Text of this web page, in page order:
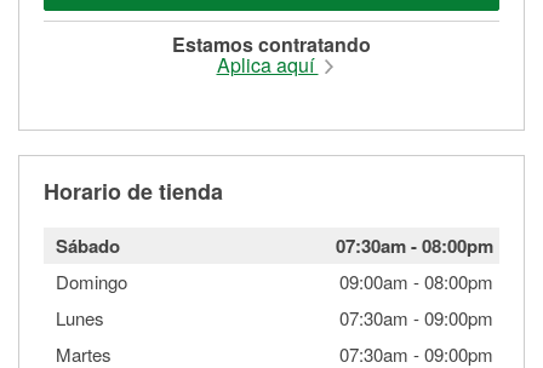
Estamos contratando
Aplica aquí
Horario de tienda
Sábado 07:30am-08:00pm
Domingo 09:00am -08:00pm
Lunes
07:30am -09:00pm
Martes
07:30am -09:00pm